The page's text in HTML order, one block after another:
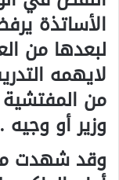
الأساتذة
لبعدها من
لايهمه
من
وزير أو وجيه .
وقد شهدت